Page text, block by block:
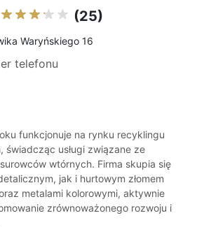
(25)
Waryńskiego 16
telefonu
funkcjonuje na rynku recyklingu
świadcząc usługi związane ze
wtórnych. Firma skupia się
jak i hurtowym złomem
metalami kolorowymi, aktywnie
zrównoważonego rozwoju i